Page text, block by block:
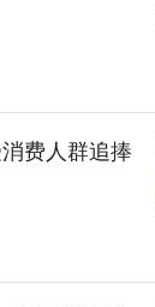
费人群追捧